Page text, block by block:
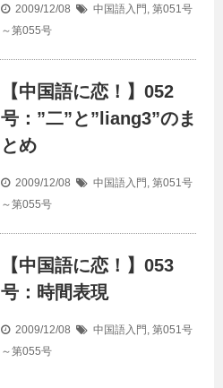
2009/12/08 中国語入門 , 第051号
～第055号
【中国語に恋！】052
号：”二”と”liang3”のま
とめ
2009/12/08 中国語入門 , 第051号
～第055号
【中国語に恋！】053
号：時間表現
2009/12/08 中国語入門 , 第051号
～第055号